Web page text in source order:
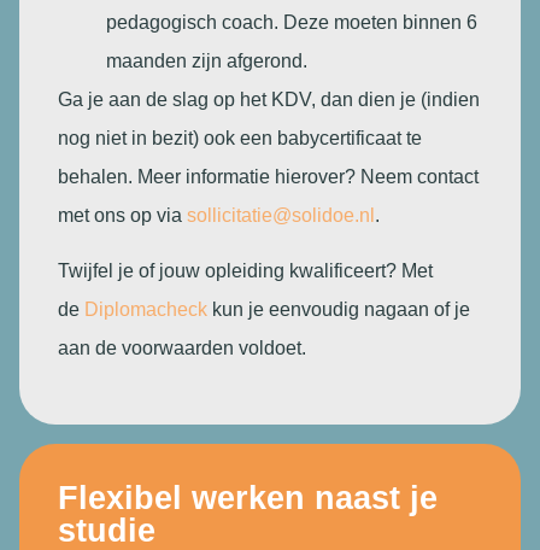
pedagogisch coach. Deze moeten binnen 6
maanden zijn afgerond.
Ga je aan de slag op het KDV, dan dien je (indien
nog niet in bezit) ook een babycertificaat te
behalen. Meer informatie hierover? Neem contact
met ons op via sollicitatie@solidoe.nl .
Twijfel je of jouw opleiding kwalificeert? Met
de Diplomacheck kun je eenvoudig nagaan of je
aan de voorwaarden voldoet.
Flexibel werken naast je
studie